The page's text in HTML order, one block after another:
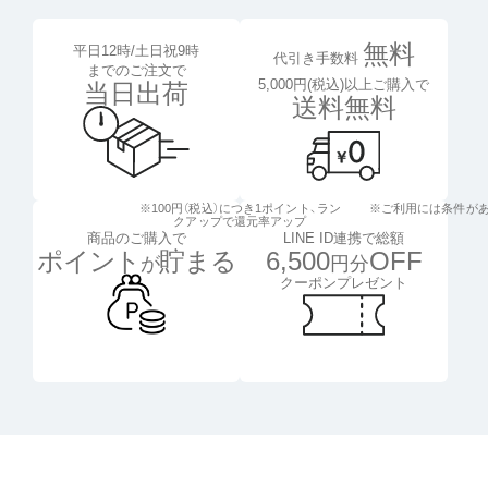
平日12時/土日祝9時
までのご注文で
当日出荷
代引き手数料 無料
5,000円(税込)以上ご購入で
送料無料
商品のご購入で
ポイント が貯まる
※100円（税込）につき1ポイント、 ラン
クアップで還元率アップ
LINE ID連携で総額
6,500円分OFF
クーポンプレゼント
※ご利用には条件が